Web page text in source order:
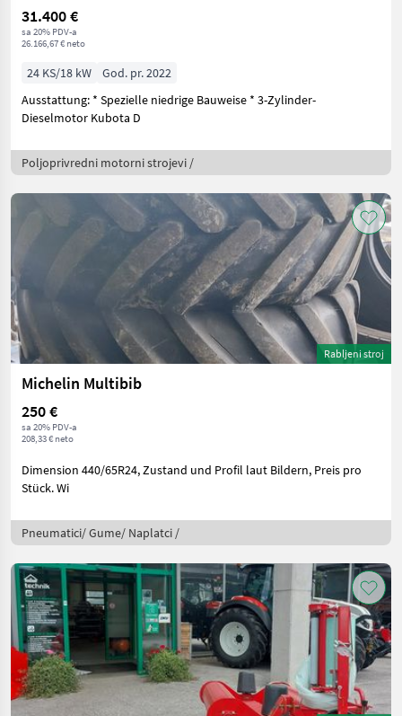
31.400 €
sa 20% PDV-a
26.166,67 € neto
24 KS/18 kW
God. pr. 2022
Ausstattung: * Spezielle niedrige Bauweise * 3-Zylinder-
Dieselmotor Kubota D
Poljoprivredni motorni strojevi /
Rabljeni stroj
Michelin Multibib
250 €
sa 20% PDV-a
208,33 € neto
Dimension 440/65R24, Zustand und Profil laut Bildern, Preis pro
Stück. Wi
Pneumatici/ Gume/ Naplatci /